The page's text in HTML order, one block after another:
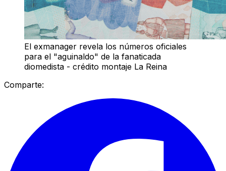
El exmanager revela los números oficiales
para el "aguinaldo" de la fanaticada
diomedista - crédito montaje La Reina
Comparte: